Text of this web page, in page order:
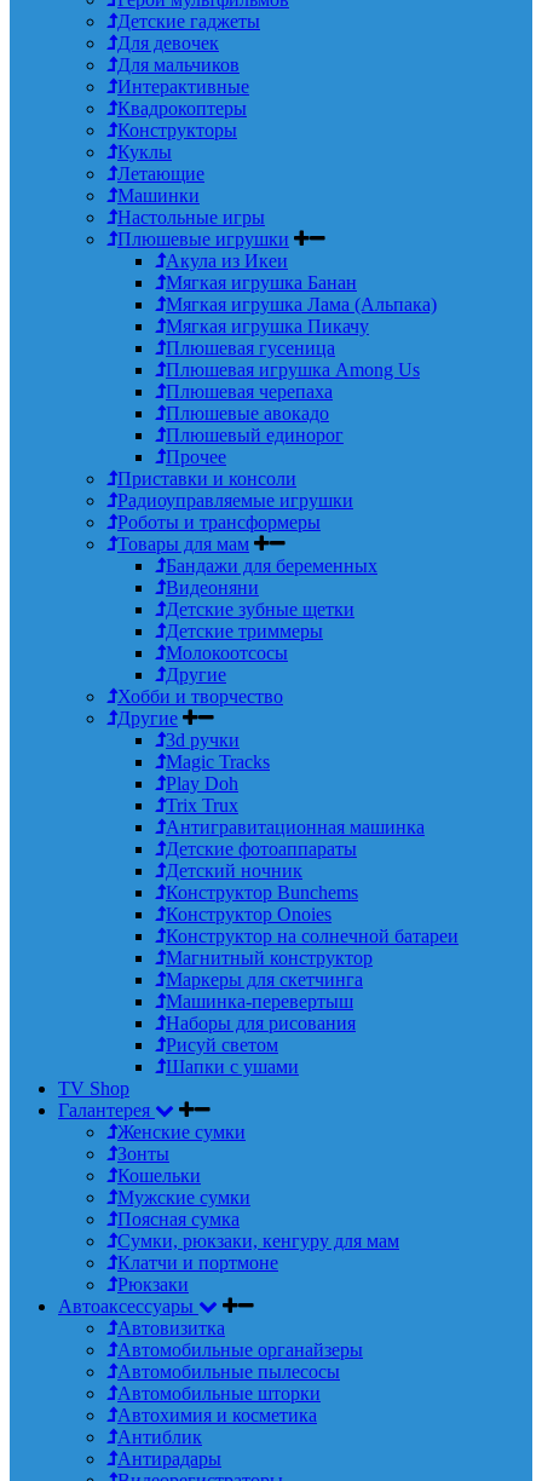
Детские гаджеты
Для девочек
Для мальчиков
Интерактивные
Квадрокоптеры
Конструкторы
Куклы
Летающие
Машинки
Настольные игры
Плюшевые игрушки
Акула из Икеи
Мягкая игрушка Банан
Мягкая игрушка Лама (Альпака)
Мягкая игрушка Пикачу
Плюшевая гусеница
Плюшевая игрушка Among Us
Плюшевая черепаха
Плюшевые авокадо
Плюшевый единорог
Прочее
Приставки и консоли
Радиоуправляемые игрушки
Роботы и трансформеры
Товары для мам
Бандажи для беременных
Видеоняни
Детские зубные щетки
Детские триммеры
Молокоотсосы
Другие
Хобби и творчество
Другие
3d ручки
Magic Tracks
Play Doh
Trix Trux
Антигравитационная машинка
Детские фотоаппараты
Детский ночник
Конструктор Bunchems
Конструктор Onoies
Конструктор на солнечной батареи
Магнитный конструктор
Маркеры для скетчинга
Машинка-перевертыш
Наборы для рисования
Рисуй светом
Шапки с ушами
TV Shop
Галантерея
Женские сумки
Зонты
Кошельки
Мужские сумки
Поясная сумка
Сумки, рюкзаки, кенгуру для мам
Клатчи и портмоне
Рюкзаки
Автоаксессуары
Автовизитка
Автомобильные органайзеры
Автомобильные пылесосы
Автомобильные шторки
Автохимия и косметика
Антиблик
Антирадары